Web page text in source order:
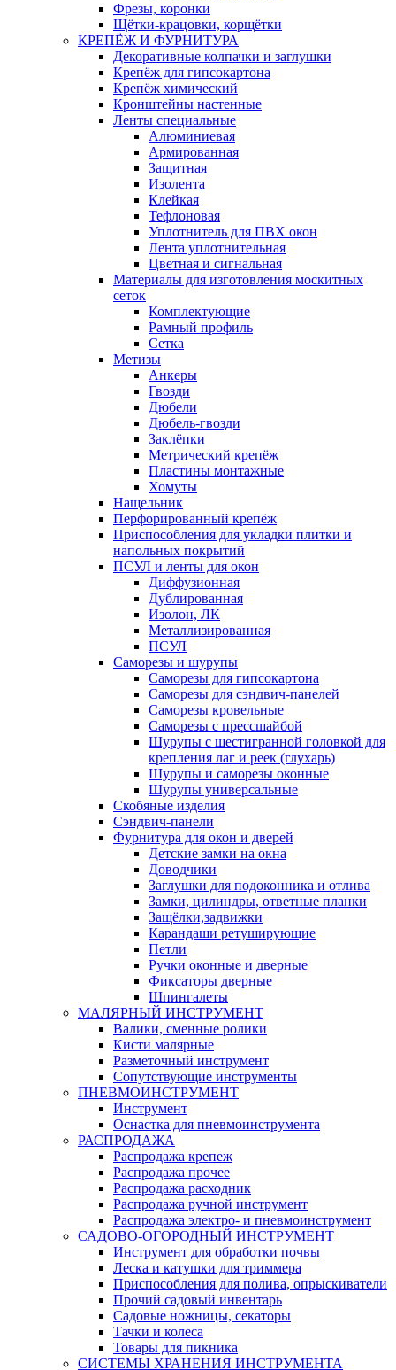
Фрезы, коронки
Щётки-крацовки, корщётки
КРЕПЁЖ И ФУРНИТУРА
Декоративные колпачки и заглушки
Крепёж для гипсокартона
Крепёж химический
Кронштейны настенные
Ленты специальные
Алюминиевая
Армированная
Защитная
Изолента
Клейкая
Тефлоновая
Уплотнитель для ПВХ окон
Лента уплотнительная
Цветная и сигнальная
Материалы для изготовления москитных
сеток
Комплектующие
Рамный профиль
Сетка
Метизы
Анкеры
Гвозди
Дюбели
Дюбель-гвозди
Заклёпки
Метрический крепёж
Пластины монтажные
Хомуты
Нащельник
Перфорированный крепёж
Приспособления для укладки плитки и
напольных покрытий
ПСУЛ и ленты для окон
Диффузионная
Дублированная
Изолон, ЛК
Металлизированная
ПСУЛ
Саморезы и шурупы
Саморезы для гипсокартона
Саморезы для сэндвич-панелей
Саморезы кровельные
Саморезы с прессшайбой
Шурупы с шестигранной головкой для
крепления лаг и реек (глухарь)
Шурупы и саморезы оконные
Шурупы универсальные
Скобяные изделия
Сэндвич-панели
Фурнитура для окон и дверей
Детские замки на окна
Доводчики
Заглушки для подоконника и отлива
Замки, цилиндры, ответные планки
Защёлки,задвижки
Карандаши ретуширующие
Петли
Ручки оконные и дверные
Фиксаторы дверные
Шпингалеты
МАЛЯРНЫЙ ИНСТРУМЕНТ
Валики, сменные ролики
Кисти малярные
Разметочный инструмент
Сопутствующие инструменты
ПНЕВМОИНСТРУМЕНТ
Инструмент
Оснастка для пневмоинструмента
РАСПРОДАЖА
Распродажа крепеж
Распродажа прочее
Распродажа расходник
Распродажа ручной инструмент
Распродажа электро- и пневмоинструмент
САДОВО-ОГОРОДНЫЙ ИНСТРУМЕНТ
Инструмент для обработки почвы
Леска и катушки для триммера
Приспособления для полива, опрыскиватели
Прочий садовый инвентарь
Садовые ножницы, секаторы
Тачки и колеса
Товары для пикника
СИСТЕМЫ ХРАНЕНИЯ ИНСТРУМЕНТА